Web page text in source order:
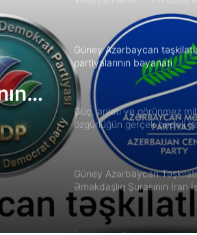
Fəruqi Qacar ilə Özəl
Güney Azərbaycan
partiyalarının bəyanatı
Güç, anlatı ve görünmez
özgürlüğün gerçek bedeli
Ekber Lekestani |
bağımsız gazeteci
Güney Azərbaycan
Əməkdaşlıq Şurasının İran
Respublikası rejiminin
Respublikasına qarşı
hücumunu qınayan bəyanatı